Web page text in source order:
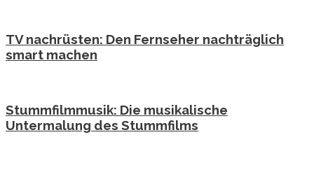
TV nachrüsten: Den Fernseher nachträglich
smart machen
Stummfilmmusik: Die musikalische
Untermalung des Stummfilms